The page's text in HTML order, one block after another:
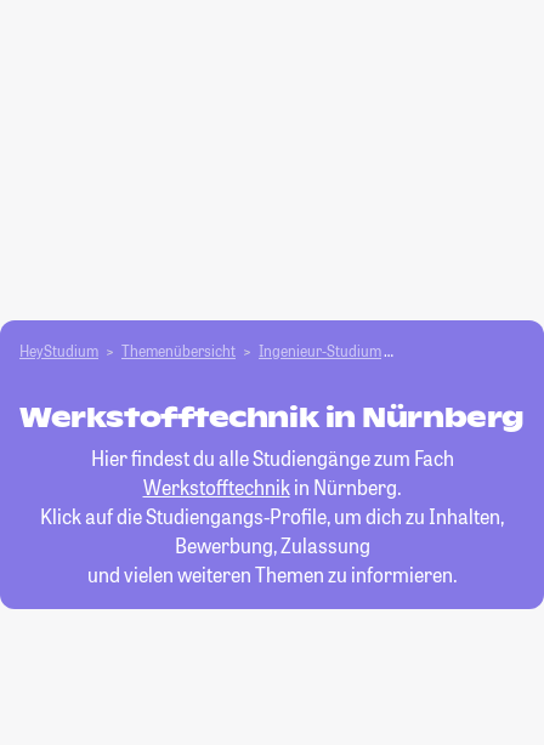
HeyStudium Themenübersicht Ingenieur-Studium
Werkstofftechnik in Nürnberg
Hier findest du alle Studiengänge zum Fach
Werkstofftechnikin Nürnberg.
Klick auf die Studiengangs-Profile, um dich zu Inhalten,
Bewerbung, Zulassung
und vielen weiteren Themen zu informieren.